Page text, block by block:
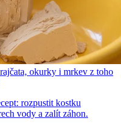
okurky i mrkev z toho
rozpustit kostku
vody a zalít záhon.